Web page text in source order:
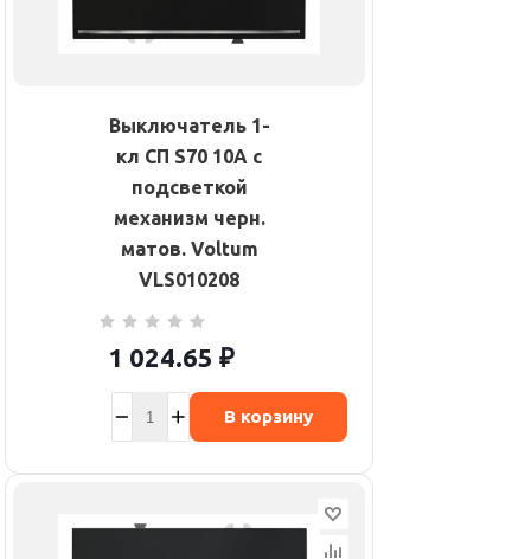
Выключатель 1-
кл СП S70 10А с
подсветкой
механизм черн.
матов. Voltum
VLS010208
1 024.65 ₽
В корзину